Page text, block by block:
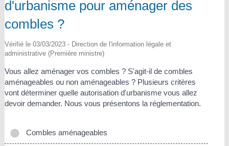
d'urbanisme pour aménager des
combles ?
Vérifié le 03/03/2023 - Direction de l'information légale et
administrative (Première ministre)
Vous allez aménager vos combles ? S'agit-il de combles
aménageables ou non aménageables ? Plusieurs critères
vont déterminer quelle autorisation d'urbanisme vous allez
devoir demander. Nous vous présentons la réglementation.
Combles aménageables